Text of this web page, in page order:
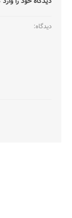
دیدگاه: